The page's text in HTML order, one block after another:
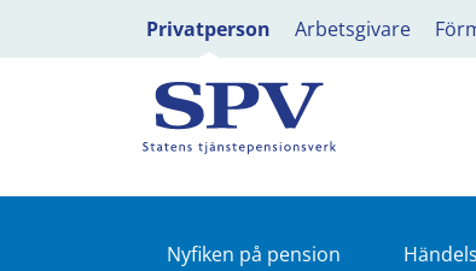
Privatperson Arbetsgivare
Nyfiken på pension